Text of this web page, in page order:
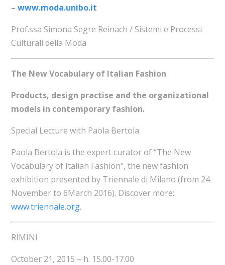
– www.moda.unibo.it
Prof.ssa Simona Segre Reinach / Sistemi e Processi
Culturali della Moda
The New Vocabulary of Italian Fashion
Products, design practise and the organizational
models in contemporary fashion.
Special Lecture with Paola Bertola
Paola Bertola is the expert curator of “The New
Vocabulary of Italian Fashion”, the new fashion
exhibition presented by Triennale di Milano (from 24
November to 6March 2016). Discover more:
www.triennale.org.
RIMINI
October 21, 2015 – h. 15.00-17.00